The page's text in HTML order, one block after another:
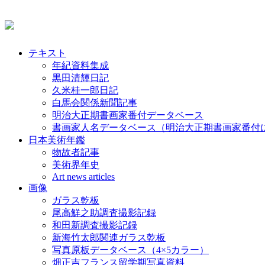
テキスト
年紀資料集成
黒田清輝日記
久米桂一郎日記
白馬会関係新聞記事
明治大正期書画家番付データベース
書画家人名データベース（明治大正期書画家番付
日本美術年鑑
物故者記事
美術界年史
Art news articles
画像
ガラス乾板
尾高鮮之助調査撮影記録
和田新調査撮影記録
新海竹太郎関連ガラス乾板
写真原板データベース（4×5カラー）
畑正吉フランス留学期写真資料